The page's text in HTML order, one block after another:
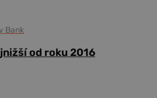
Bank
od roku 2016